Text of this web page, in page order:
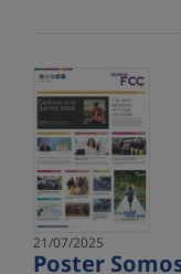
21/07/2025
Poster